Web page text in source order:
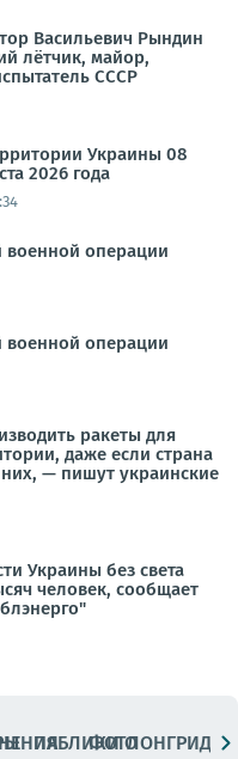
Васильевич Рындин
лётчик, майор,
СССР
Украины 08
2026 года
военной операции
военной операции
ракеты для
даже если страна
— пишут украинские
Украины без света
человек, сообщает
ПАБЛИКИ
ФОТОЛОНГРИДЫ